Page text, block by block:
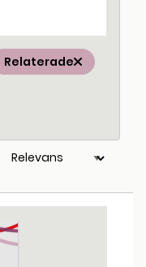
Relaterade